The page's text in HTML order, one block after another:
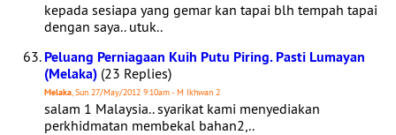
kepada sesiapa yang gemar kan tapai blh tempah tapai
dengan saya.. utuk..
Peluang Perniagaan Kuih Putu Piring. Pasti Lumayan
(Melaka) (23 Replies)
Melaka, Sun 27/May/2012 9:10am - M Ikhwan 2
salam 1 Malaysia.. syarikat kami menyediakan
perkhidmatan membekal bahan2,..